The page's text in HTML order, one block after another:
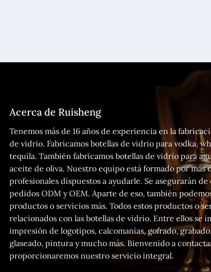
Acerca de Ruisheng
Tenemos más de 16 años de experiencia en la
de vidrio. Fabricamos botellas de vidrio para vodka,
tequila. También fabricamos botellas de vidrio para
aceite de oliva. Nuestro equipo está formado por más
profesionales dispuestos a ayudarle. Se asegurarán
pedidos ODM y OEM. Aparte de eso, también
productos o servicios más. Todos estos productos o
relacionados con las botellas de vidrio. Entre ellos se
impresión de logotipos, calcomanías, gofrado,
glaseado, pintura y mucho más. Bienvenido a
proporcionaremos nuestro servicio integral.